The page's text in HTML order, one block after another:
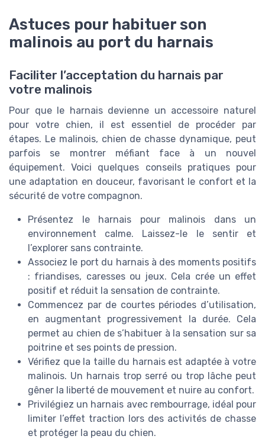
Astuces pour habituer son
malinois au port du harnais
Faciliter l’acceptation du harnais par
votre malinois
Pour que le harnais devienne un accessoire naturel
pour votre chien, il est essentiel de procéder par
étapes. Le malinois, chien de chasse dynamique, peut
parfois se montrer méfiant face à un nouvel
équipement. Voici quelques conseils pratiques pour
une adaptation en douceur, favorisant le confort et la
sécurité de votre compagnon.
Présentez le harnais pour malinois dans un
environnement calme. Laissez-le le sentir et
l’explorer sans contrainte.
Associez le port du harnais à des moments positifs
: friandises, caresses ou jeux. Cela crée un effet
positif et réduit la sensation de contrainte.
Commencez par de courtes périodes d’utilisation,
en augmentant progressivement la durée. Cela
permet au chien de s’habituer à la sensation sur sa
poitrine et ses points de pression.
Vérifiez que la taille du harnais est adaptée à votre
malinois. Un harnais trop serré ou trop lâche peut
gêner la liberté de mouvement et nuire au confort.
Privilégiez un harnais avec rembourrage, idéal pour
limiter l’effet traction lors des activités de chasse
et protéger la peau du chien.